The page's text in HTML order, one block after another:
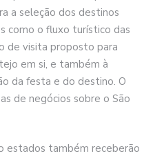
a seleção dos destinos
como o fluxo turístico das
de visita proposto para
em si, e também à
da festa e do destino. O
de negócios sobre o São
estados também receberão